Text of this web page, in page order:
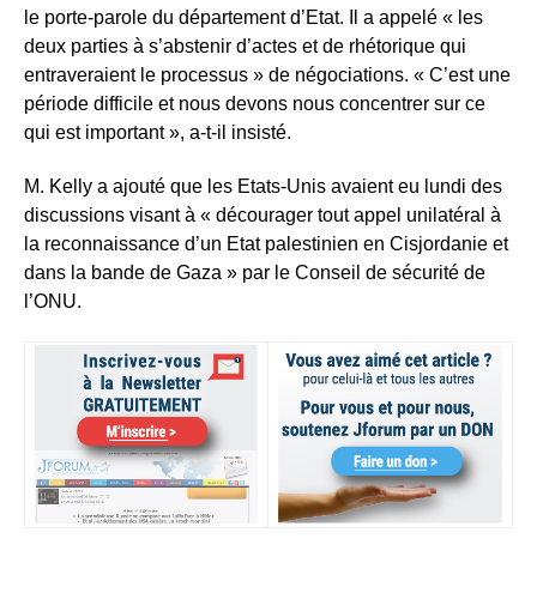
le porte-parole du département d’Etat. Il a appelé « les
deux parties à s’abstenir d’actes et de rhétorique qui
entraveraient le processus » de négociations. « C’est une
période difficile et nous devons nous concentrer sur ce
qui est important », a-t-il insisté.
M. Kelly a ajouté que les Etats-Unis avaient eu lundi des
discussions visant à « décourager tout appel unilatéral à
la reconnaissance d’un Etat palestinien en Cisjordanie et
dans la bande de Gaza » par le Conseil de sécurité de
l’ONU.